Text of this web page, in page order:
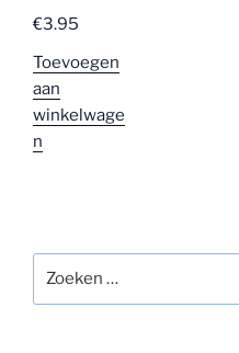
€3.95
Toevoegen
aan
winkelwage
n
naar: